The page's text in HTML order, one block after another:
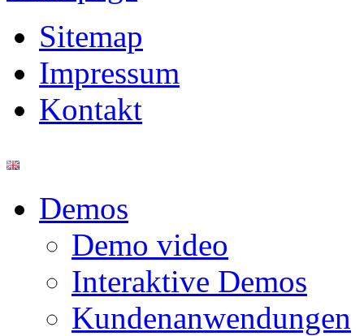
Sitemap
Impressum
Kontakt
Demos
Demo video
Interaktive Demos
Kundenanwendungen